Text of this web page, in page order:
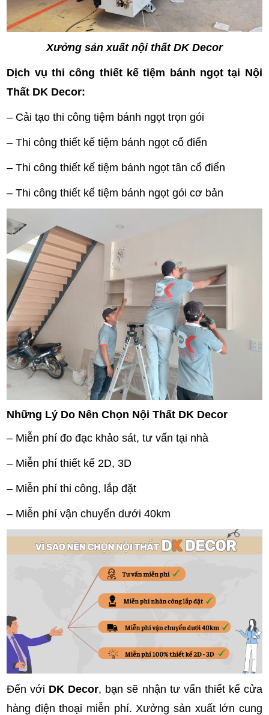
Xưởng sản xuất nội thất DK Decor
Dịch vụ thi công thiết kế tiệm bánh ngọt tại Nội
Thất DK Decor:
– Cải tạo thi công tiệm bánh ngọt trọn gói
– Thi công thiết kế tiệm bánh ngọt cổ điển
– Thi công thiết kế tiệm bánh ngọt tân cổ điển
– Thi công thiết kế tiệm bánh ngọt gói cơ bản
Những Lý Do Nên Chọn Nội Thất DK Decor
– Miễn phí đo đạc khảo sát, tư vấn tại nhà
– Miễn phí thiết kế 2D, 3D
– Miễn phí thi công, lắp đặt
– Miễn phí vận chuyển dưới 40km
Đến với DK Decor, bạn sẽ nhận tư vấn thiết kế cửa
hàng điện thoại miễn phí. Xưởng sản xuất lớn cung